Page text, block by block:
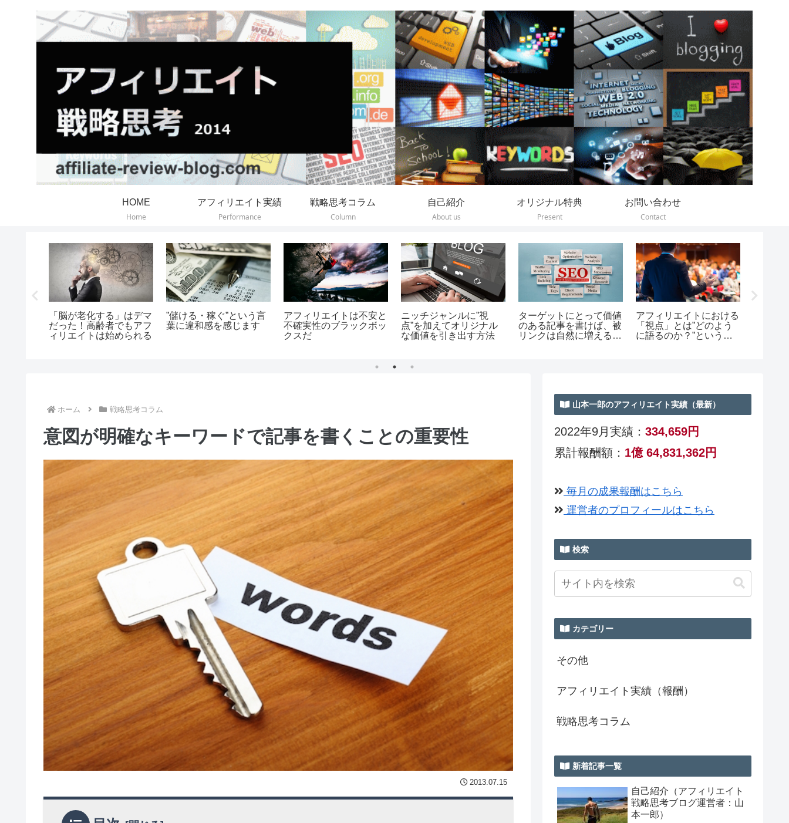
HOME
Home
アフィリエイト実績
Performance
戦略思考コラム
Column
自己紹介
About us
オリジナル特典
Present
お問い合わせ
Contact
フィリエイトにおける
視点」とは”どのよう
語るのか？”というこ
アフィリエイトで結果を
出すために必要な２つの
視点
ニッチとは”細分化され
たニーズ”だ
利益率94.4%の凄いビジ
ネス
弱者のためのキーワード
戦略
レビューとは「自分をレ
ビューする」ことだ
【1カ月間】毎日更
してみた結果、PV
2.2倍になったが…
ホーム 戦略思考コラム
意図が明確なキーワードで記事を書くことの重要性
2013.07.15
山本一郎のアフィリエイト実績（最新）
2022年9月実績： 334,659円
累計報酬額： 1億 64,831,362円
毎月の成果報酬はこちら
運営者のプロフィールはこちら
検索
カテゴリー
その他
アフィリエイト実績（報酬）
戦略思考コラム
新着記事一覧
自己紹介（アフィリエイト
戦略思考ブログ運営者：山
本一郎）